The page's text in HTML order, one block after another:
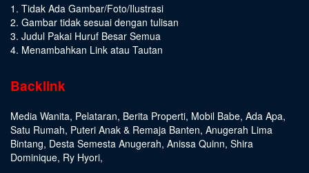
1. Tidak Ada Gambar/Foto/Ilustrasi
2. Gambar tidak sesuai dengan tulisan
3. Judul Pakai Huruf Besar Semua
4. Menambahkan Link atau Tautan
Backlink
Media Wanita, Pelataran, Berita Properti, Mobil Babe, Ada Apa,
Satu Rumah, Puteri Anak & Remaja Banten, Anugerah Lima
Bintang, Desta Semesta Anugerah, Anissa Quinn, Shira
Dominique, Ry Hyori,